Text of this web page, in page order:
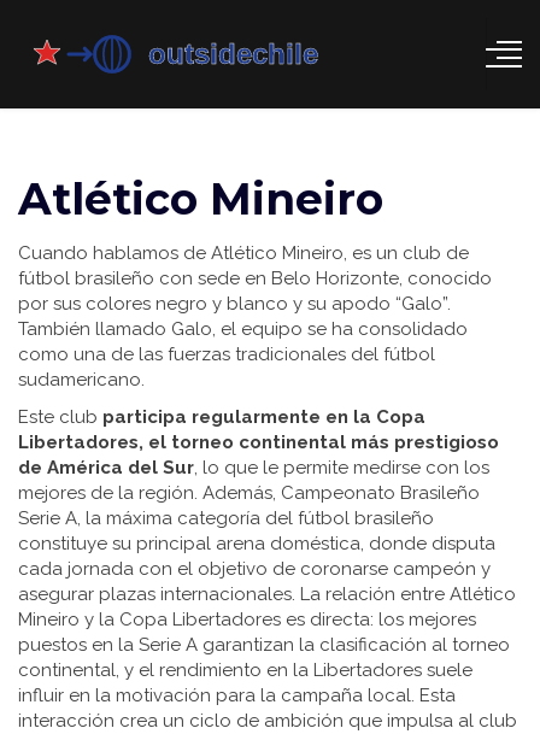
Atlético Mineiro
Cuando hablamos de Atlético Mineiro, es un club de
fútbol brasileño con sede en Belo Horizonte, conocido
por sus colores negro y blanco y su apodo “Galo”.
También llamado Galo, el equipo se ha consolidado
como una de las fuerzas tradicionales del fútbol
sudamericano.
Este club participa regularmente en la Copa
Libertadores, el torneo continental más prestigioso
de América del Sur, lo que le permite medirse con los
mejores de la región. Además, Campeonato Brasileño
Serie A, la máxima categoría del fútbol brasileño
constituye su principal arena doméstica, donde disputa
cada jornada con el objetivo de coronarse campeón y
asegurar plazas internacionales. La relación entre Atlético
Mineiro y la Copa Libertadores es directa: los mejores
puestos en la Serie A garantizan la clasificación al torneo
continental, y el rendimiento en la Libertadores suele
influir en la motivación para la campaña local. Esta
interacción crea un ciclo de ambición que impulsa al club